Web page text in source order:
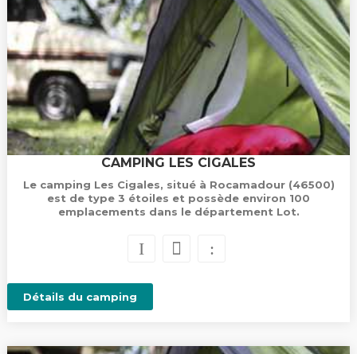
CAMPING LES CIGALES
Le camping Les Cigales, situé à Rocamadour (46500)
est de type 3 étoiles et possède environ 100
emplacements dans le département Lot.
Détails du camping